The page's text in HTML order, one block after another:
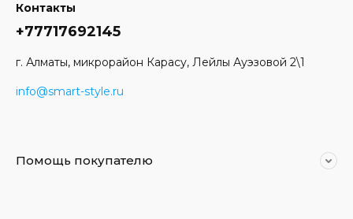
Контакты
+77717692145
г. Алматы, микрорайон Карасу, Лейлы Ауэзовой 2\1
info@smart-style.ru
Помощь покупателю